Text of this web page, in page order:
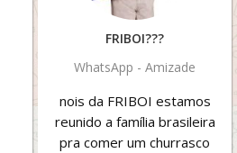
FRIBOI???
WhatsApp - Amizade
nois da FRIBOI estamos
reunido a família brasileira
pra comer um churrasco